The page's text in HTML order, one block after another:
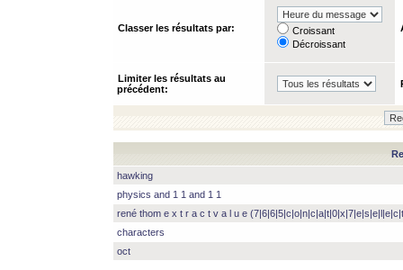
Classer les résultats par:
Croissant
Décroissant
Limiter les résultats au
précédent:
hawking
physics and 1 1 and 1 1
rené thom e x t r a c t v a l u e
characters
oct